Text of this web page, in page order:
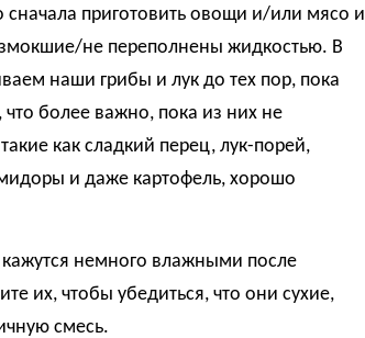
приготовить овощи и/или мясо и
не переполнены жидкостью. В
наши грибы и лук до тех пор, пока
более важно, пока из них не
как сладкий перец, лук-порей,
и даже картофель, хорошо
немного влажными после
их, чтобы убедиться, что они сухие,
смесь.